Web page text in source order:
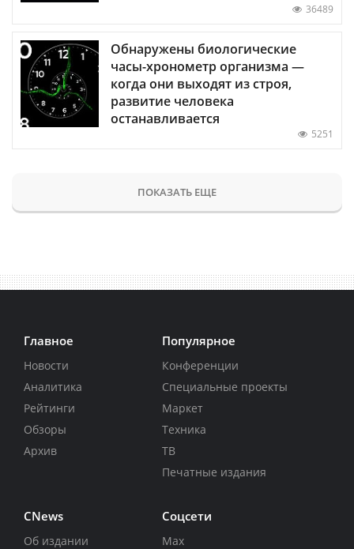
36489
Обнаружены биологические
часы-хронометр организма —
когда они выходят из строя,
развитие человека
останавливается
5251
ПОКАЗАТЬ ЕЩЕ
Главное
Новости
Аналитика
Рейтинги
Обзоры
Архив
Популярное
Конференции
Специальные проекты
Маркет
Техника
ТВ
Печатные издания
CNews
Об издании
Соцсети
Max